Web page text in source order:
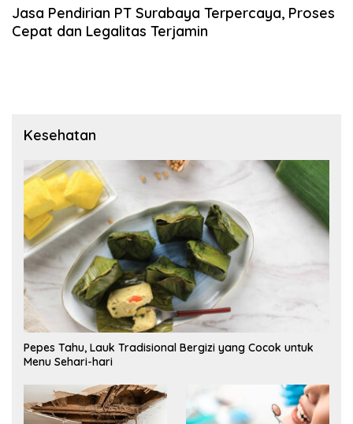
Jasa Pendirian PT Surabaya Terpercaya, Proses
Cepat dan Legalitas Terjamin
Kesehatan
Pepes Tahu, Lauk Tradisional Bergizi yang Cocok untuk
Menu Sehari-hari